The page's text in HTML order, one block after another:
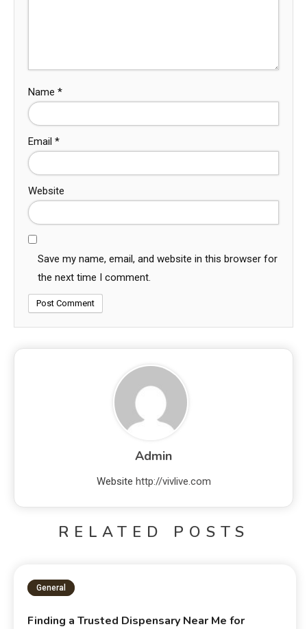
Name *
Email *
Website
Save my name, email, and website in this browser for
the next time I comment.
Admin
Website http://vivlive.com
RELATED POSTS
General
Finding a Trusted Dispensary Near Me for